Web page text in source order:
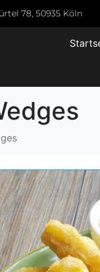
78, 50935 Köln